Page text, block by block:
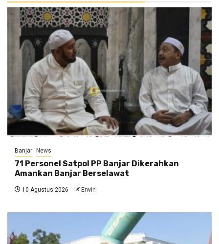
Banjar News
71 Personel Satpol PP Banjar Dikerahkan
Amankan Banjar Berselawat
10 Agustus 2026 Erwin